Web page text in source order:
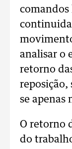
comandos
analisar o
retorno
reposição,
se apenas
O retorno
do